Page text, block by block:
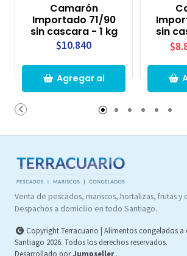
Camarón
Importado 71/90
sin cascara - 1 kg
$10.840
Agregar al
sin
Venta de pescados, mariscos, hortalizas, frutas y
Despachos a domicilio en todo Santiago.
Copyright Terracuario | Alimentos congelados
Santiago 2026. Todos los derechos reservados.
Desarrollado porJumpseller .